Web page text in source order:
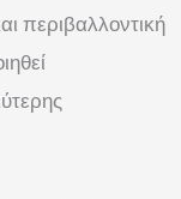
περιβαλλοντική